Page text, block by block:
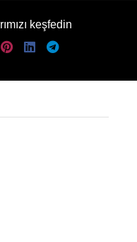
keşfedin